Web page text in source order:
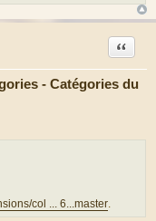
- Catégories du
Citation
col ... 6...master.